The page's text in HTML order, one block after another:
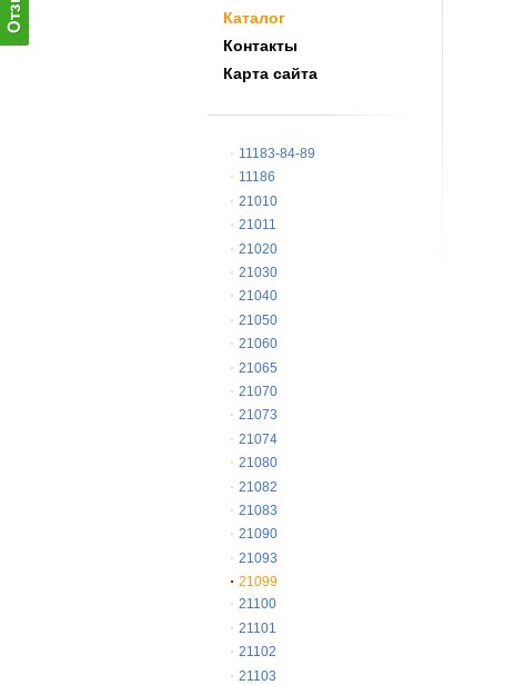
Каталог
Контакты
Карта сайта
11183-84-89
11186
21010
21011
21020
21030
21040
21050
21060
21065
21070
21073
21074
21080
21082
21083
21090
21093
21099
21100
21101
21102
21103